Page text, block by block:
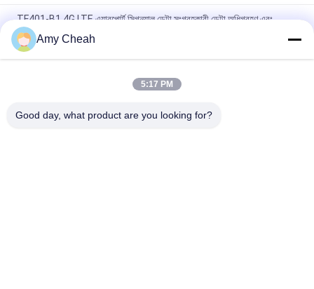
TF401-B1 4G LTE এয়ারপোর্ট সিগন্যাল ডেটা সংগ্রহকারী ডেটা অধিগ্রহণ এবং
বিশ্লেষণ সহ
TW4510 4G LTE 5G NR সিগন্যাল হটস্পট ডিভাইস জননিরাপত্তা ব্যবহারের জন্য
লক্ষ্যবস্তু ক্যাপচার এবং অবস্থান নির্ধারণের জন্য প্যাসিভ 5 জি এনআর মোবাইল ফোন
Amy Cheah
5:17 PM
Good day, what product are you looking for?